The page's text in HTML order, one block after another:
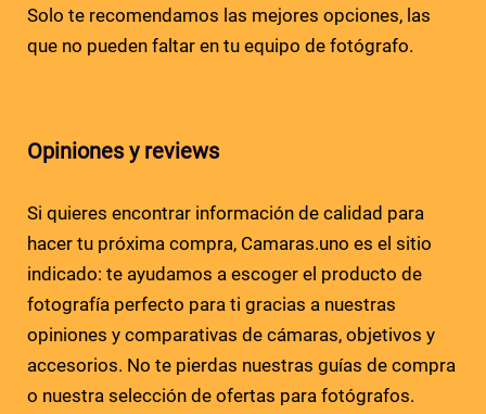
Solo te recomendamos las mejores opciones, las
que no pueden faltar en tu equipo de fotógrafo.
Opiniones y reviews
Si quieres encontrar información de calidad para
hacer tu próxima compra, Camaras.uno es el sitio
indicado: te ayudamos a escoger el producto de
fotografía perfecto para ti gracias a nuestras
opiniones y comparativas de cámaras, objetivos y
accesorios. No te pierdas nuestras guías de compra
o nuestra selección de ofertas para fotógrafos.